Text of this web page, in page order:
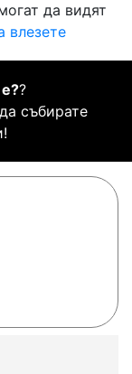
да видят
влезете
?
събирате